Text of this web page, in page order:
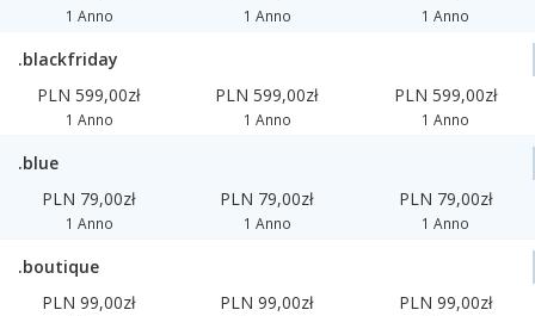
1 Anno 1 Anno 1 Anno
.blackfriday
PLN 599,00zł
1 Anno
PLN 599,00zł
1 Anno
PLN 599,00zł
1 Anno
.blue
PLN 79,00zł
1 Anno
PLN 79,00zł
1 Anno
PLN 79,00zł
1 Anno
.boutique
PLN 99,00zł
PLN 99,00zł PLN 99,00zł